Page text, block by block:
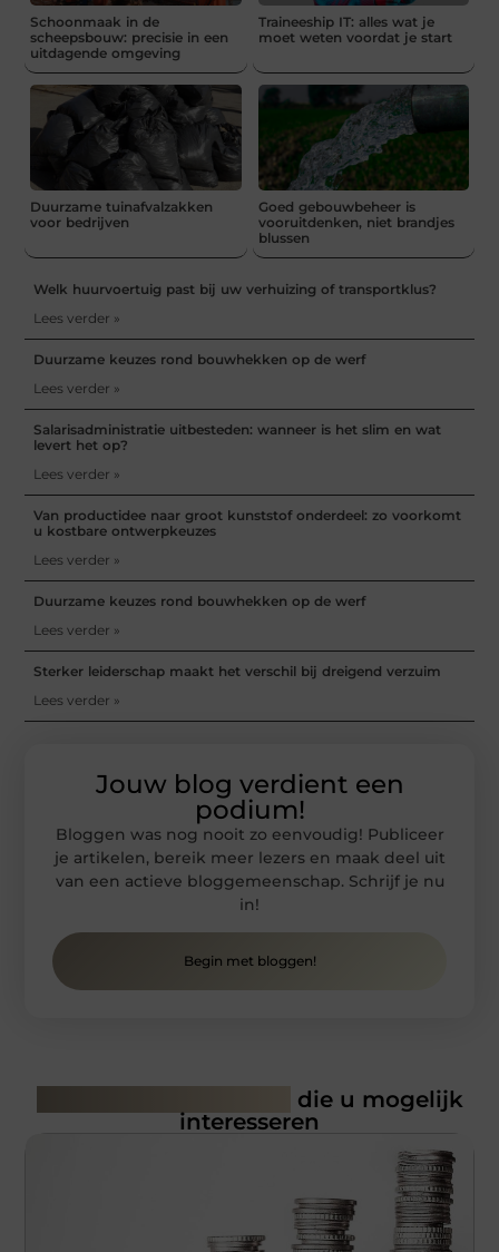
Schoonmaak in de
scheepsbouw: precisie in een
uitdagende omgeving
Traineeship IT: alles wat je
moet weten voordat je start
Duurzame tuinafvalzakken
voor bedrijven
Goed gebouwbeheer is
vooruitdenken, niet brandjes
blussen
Welk huurvoertuig past bij uw verhuizing of transportklus?
Lees verder »
Duurzame keuzes rond bouwhekken op de werf
Lees verder »
Salarisadministratie uitbesteden: wanneer is het slim en wat
levert het op?
Lees verder »
Van productidee naar groot kunststof onderdeel: zo voorkomt
u kostbare ontwerpkeuzes
Lees verder »
Duurzame keuzes rond bouwhekken op de werf
Lees verder »
Sterker leiderschap maakt het verschil bij dreigend verzuim
Lees verder »
Jouw blog verdient een
podium!
Bloggen was nog nooit zo eenvoudig! Publiceer
je artikelen, bereik meer lezers en maak deel uit
van een actieve bloggemeenschap. Schrijf je nu
in!
Begin met bloggen!
die u mogelijk
interesseren